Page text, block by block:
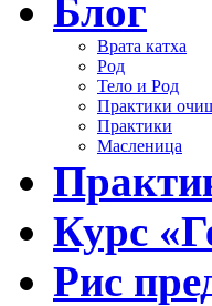
Блог
Врата катха
Род
Тело и Род
Практики
Практики
Масленица
Курс
Рис